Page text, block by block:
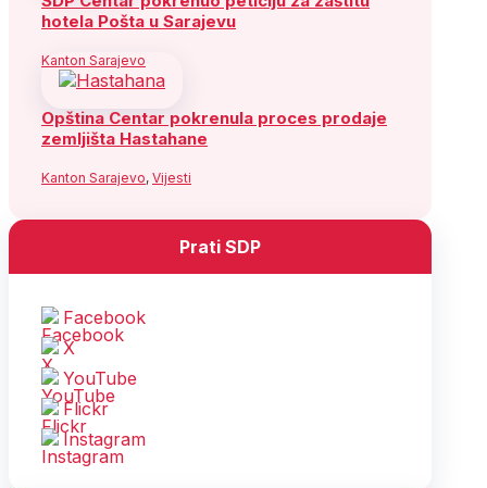
hotela Pošta u Sarajevu
Kanton Sarajevo
Opština Centar pokrenula proces prodaje
zemljišta Hastahane
Kanton Sarajevo, Vijesti
Prati SDP
Facebook
X
YouTube
Flickr
Instagram